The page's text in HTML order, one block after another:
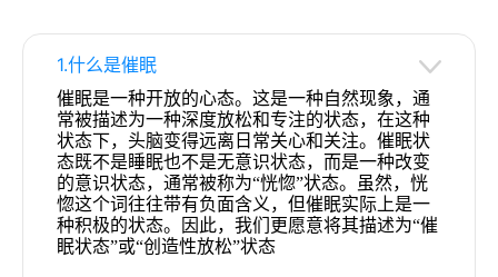
1.什么是催眠
催眠是一种开放的心态。这是一种自然现象，通
常被描述为一种深度放松和专注的状态，在这种
状态下，头脑变得远离日常关心和关注。催眠状
态既不是睡眠也不是无意识状态，而是一种改变
的意识状态，通常被称为“恍惚”状态。虽然，恍
惚这个词往往带有负面含义，但催眠实际上是一
种积极的状态。因此，我们更愿意将其描述为“催
眠状态”或“创造性放松”状态